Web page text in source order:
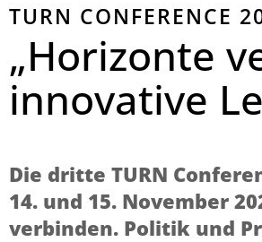
TURN CONFERENCE
„Horizonte
innovative
Die dritte TURN
14. und 15. November
verbinden. Politik und